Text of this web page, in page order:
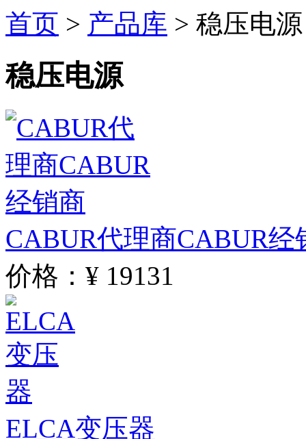
首页 > 产品库 > 稳压电源
稳压电源
CABUR代理商CABUR经
价格：¥ 19131
ELCA变压器